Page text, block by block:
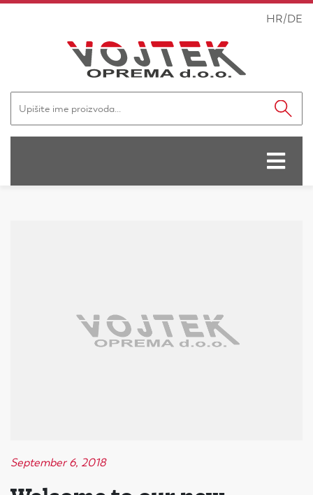
HR/DE
September 6, 2018